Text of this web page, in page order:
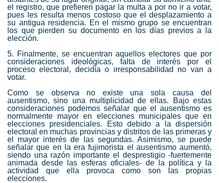
el registro, que prefieren pagar la multa a por no ir a votar,
pues les resulta menos costoso que el desplazamiento a
su antigua residencia. En el mismo grupo se encuentran
los que pierden su documento en los días previos a la
elección.
5. Finalmente, se encuentran aquellos electores que por
consideraciones ideológicas, falta de interés por el
proceso electoral, decidía o irresponsabilidad no van a
votar.
Como se observa no existe una sola causa del
ausentismo, sino una multiplicidad de ellas. Bajo estas
consideraciones podemos señalar que el ausentismo es
normalmente mayor en elecciones municipales que en
elecciones presidenciales. Esto debido a la dispersión
electoral en muchas provincias y distritos de las primeras y
el mayor interés de las segundas. Asimismo, se puede
señalar que en la era fujimorista el ausentismo aumentó,
siendo una razón importante el desprestigio -fuertemente
animada desde las esferas oficiales- de la política y la
actividad que ella provoca como son las propias
elecciones.